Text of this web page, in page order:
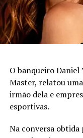
O banqueiro Daniel
Master, relatou
irmão dela e
esportivas.
Na conversa obtida